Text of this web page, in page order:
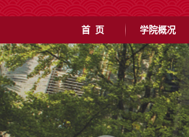
首 页 学院概况